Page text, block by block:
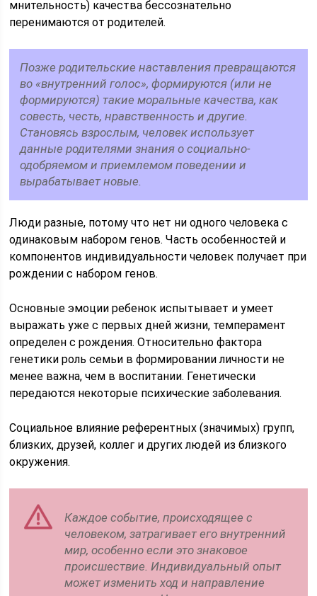
мнительность) качества бессознательно
перенимаются от родителей.
Позже родительские наставления превращаются
во «внутренний голос», формируются (или не
формируются) такие моральные качества, как
совесть, честь, нравственность и другие.
Становясь взрослым, человек использует
данные родителями знания о социально-
одобряемом и приемлемом поведении и
вырабатывает новые.
Люди разные, потому что нет ни одного человека с
одинаковым набором генов. Часть особенностей и
компонентов индивидуальности человек получает при
рождении с набором генов.
Основные эмоции ребенок испытывает и умеет
выражать уже с первых дней жизни, темперамент
определен с рождения. Относительно фактора
генетики роль семьи в формировании личности не
менее важна, чем в воспитании. Генетически
передаются некоторые психические заболевания.
Социальное влияние референтных (значимых) групп,
близких, друзей, коллег и других людей из близкого
окружения.
Каждое событие, происходящее с
человеком, затрагивает его внутренний
мир, особенно если это знаковое
происшествие. Индивидуальный опыт
может изменить ход и направление